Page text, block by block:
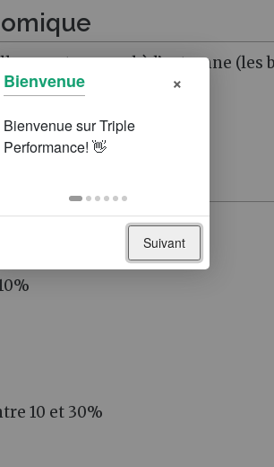
mortes au sol à l’automne (les
brûler)
10 et 30%
Bienvenue ×
Suivant